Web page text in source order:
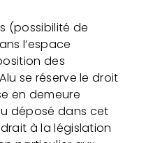
(possibilité de
l’espace
des
se réserve le droit
en demeure
déposé dans cet
à la législation